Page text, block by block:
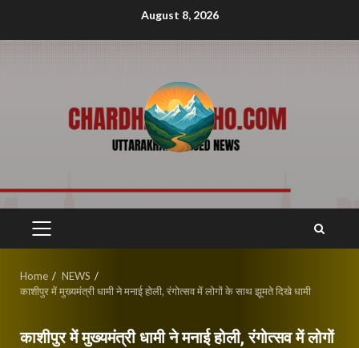
August 8, 2026
PRIMARY
Home
NEWS
काशीपुर में मुख्यमंत्री धामी ने मनाई होली, रंगोत्सव में लोगों के साथ झूमते दिखे धामी
काशीपुर में मुख्यमंत्री धामी ने मनाई होली, रंगोत्सव में लोगों